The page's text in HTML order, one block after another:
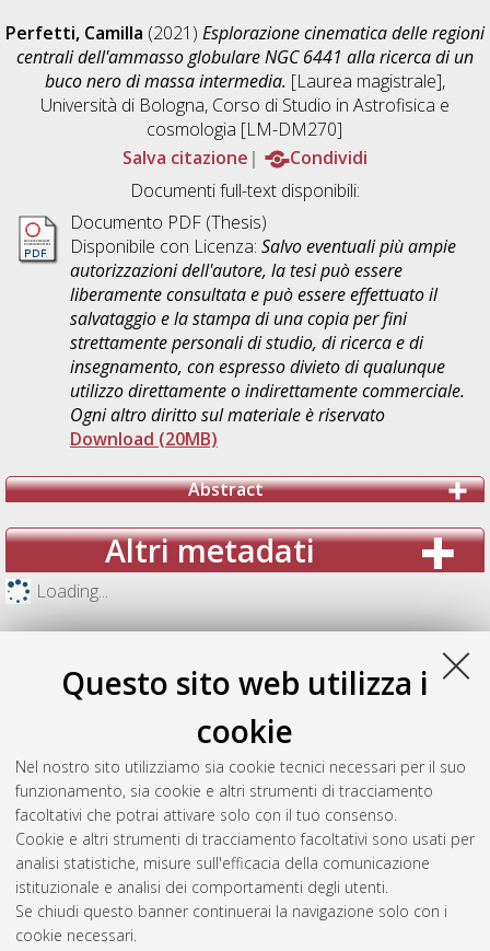
Questo sito web utilizza i
cookie
Nel nostro sito utilizziamo sia cookie tecnici necessari per il suo
funzionamento, sia cookie e altri strumenti di tracciamento
facoltativi che potrai attivare solo con il tuo consenso.
Cookie e altri strumenti di tracciamento facoltativi sono usati per
analisi statistiche, misure sull'efficacia della comunicazione
istituzionale e analisi dei comportamenti degli utenti.
Se chiudi questo banner continuerai la navigazione solo con i
cookie necessari.
Perfetti, Camilla (2021) Esplorazione cinematica delle regioni
centrali dell'ammasso globulare NGC 6441 alla ricerca di un
buco nero di massa intermedia. [Laurea magistrale],
Università di Bologna, Corso di Studio in Astrofisica e
cosmologia [LM-DM270]
Salva citazione
Condividi
Documenti full-text disponibili:
Documento PDF (Thesis)
Disponibile con Licenza: Salvo eventuali più ampie
autorizzazioni dell'autore, la tesi può essere
liberamente consultata e può essere effettuato il
salvataggio e la stampa di una copia per fini
strettamente personali di studio, di ricerca e di
insegnamento, con espresso divieto di qualunque
utilizzo direttamente o indirettamente commerciale.
Ogni altro diritto sul materiale è riservato
Download (20MB)
Abstract
Altri metadati
Loading...
Gestione del documento: